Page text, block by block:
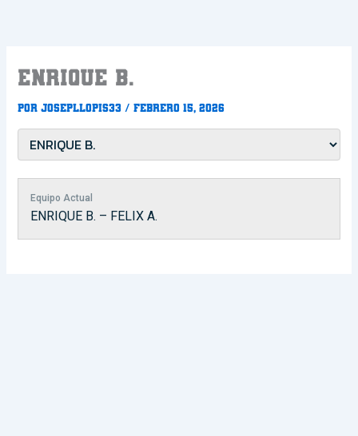
ENRIQUE B.
PorJosepllopis33/febrero 15, 2026
Equipo Actual
ENRIQUE B. – FELIX A.